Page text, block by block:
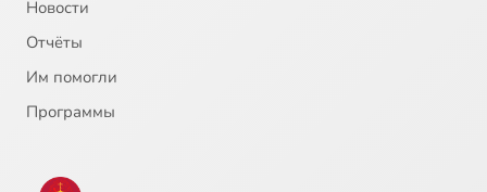
25
Новости
Отчёты
Им помогли
Программы